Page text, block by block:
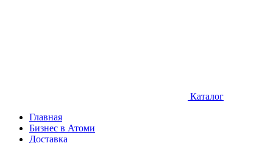
Каталог
Главная
Бизнес в Атоми
Доставка